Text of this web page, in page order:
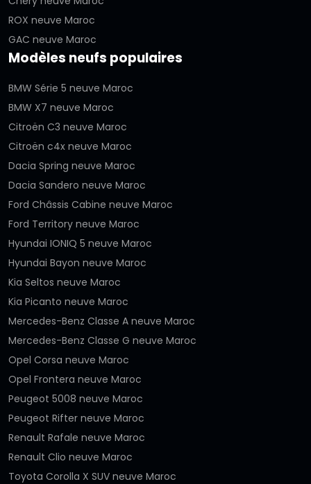
ROX neuve Maroc
GAC neuve Maroc
Modèles neufs populaires
BMW Série 5 neuve Maroc
BMW X7 neuve Maroc
Citroën C3 neuve Maroc
Citroën c4x neuve Maroc
Dacia Spring neuve Maroc
Dacia Sandero neuve Maroc
Ford Châssis Cabine neuve Maroc
Ford Territory neuve Maroc
Hyundai IONIQ 5 neuve Maroc
Hyundai Bayon neuve Maroc
Kia Seltos neuve Maroc
Kia Picanto neuve Maroc
Mercedes-Benz Classe A neuve Maroc
Mercedes-Benz Classe G neuve Maroc
Opel Corsa neuve Maroc
Opel Frontera neuve Maroc
Peugeot 5008 neuve Maroc
Peugeot Rifter neuve Maroc
Renault Rafale neuve Maroc
Renault Clio neuve Maroc
Toyota Corolla X SUV neuve Maroc